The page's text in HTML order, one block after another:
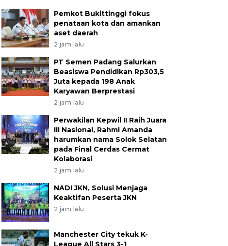
Pemkot Bukittinggi fokus
penataan kota dan amankan
aset daerah
2 jam lalu
PT Semen Padang Salurkan
Beasiswa Pendidikan Rp303,5
Juta kepada 198 Anak
Karyawan Berprestasi
2 jam lalu
Perwakilan Kepwil II Raih Juara
III Nasional, Rahmi Amanda
harumkan nama Solok Selatan
pada Final Cerdas Cermat
Kolaborasi
2 jam lalu
NADI JKN, Solusi Menjaga
Keaktifan Peserta JKN
2 jam lalu
Manchester City tekuk K-
League All Stars 3-1